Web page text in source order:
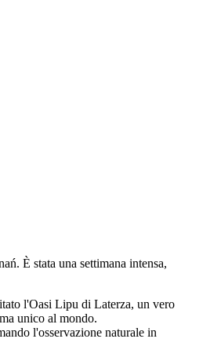
È stata una settimana intensa,
l'Oasi Lipu di Laterza, un vero
unico al mondo.
l'osservazione naturale in